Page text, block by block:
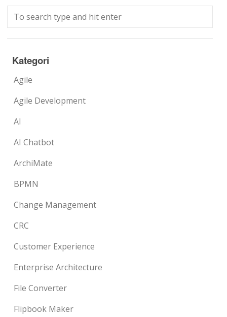
Kategori
Agile
Agile Development
AI
AI Chatbot
ArchiMate
BPMN
Change Management
CRC
Customer Experience
Enterprise Architecture
File Converter
Flipbook Maker